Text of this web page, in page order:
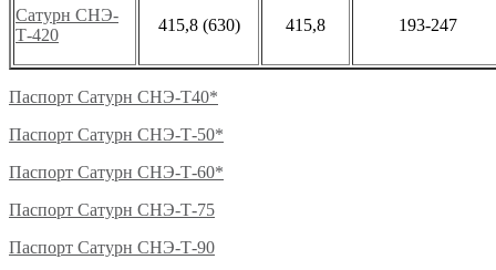
Сатурн СНЭ-
Т-420
415,8 (630) 415,8 193-247
Паспорт Сатурн СНЭ-Т40*
Паспорт Сатурн СНЭ-Т-50*
Паспорт Сатурн СНЭ-Т-60*
Паспорт Сатурн СНЭ-Т-75
Паспорт Сатурн СНЭ-Т-90